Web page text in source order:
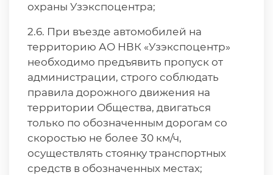
охраны Узэкспоцентра;
2.6. При въезде автомобилей на
территорию АО НВК «Узэкспоцентр»
необходимо предъявить пропуск от
администрации, строго соблюдать
правила дорожного движения на
территории Общества, двигаться
только по обозначенным дорогам со
скоростью не более 30 км/ч,
осуществлять стоянку транспортных
средств в обозначенных местах;